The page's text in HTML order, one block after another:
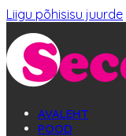
Liigu põhisisu juurde
AVALEHT
POOD